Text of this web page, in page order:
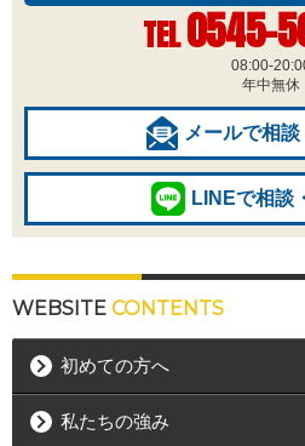
TEL0545-
08:00-
年中無休
メールで相
LINEで相談
WEBSITE CONTENTS
初めての方へ
私たちの強み